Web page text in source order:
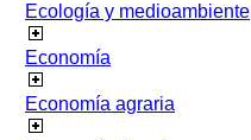
Ecología y medioambiente
Economía
Economía agraria